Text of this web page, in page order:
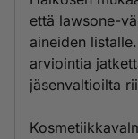
että lawsone-
aineiden
arviointia
jäsenvaltioilta